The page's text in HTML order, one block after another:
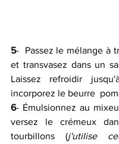
5-  Passez le mélange à
et transvasez dans un
Laissez refroidir
incorporez le beurre
6- Émulsionnez au
versez le crémeux
tourbillons (j'utilise